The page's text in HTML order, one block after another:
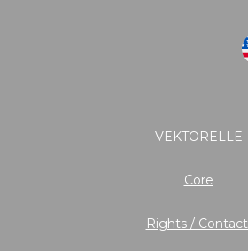
VEKTORELLE
Core
Rights / Contact